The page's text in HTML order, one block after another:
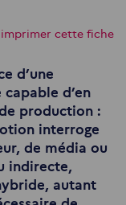
cette fiche
d’une
d’en
production :
interroge
de média ou
indirecte,
autant